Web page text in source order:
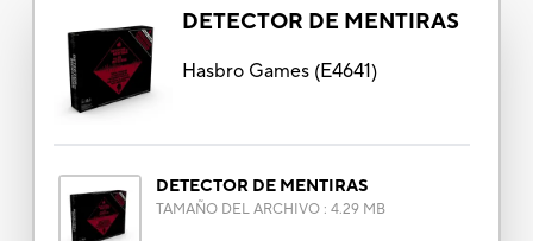
DETECTOR DE MENTIRAS
Hasbro Games(E4641)
DETECTOR DE MENTIRAS
TAMAÑO DEL ARCHIVO: 4.29 MB